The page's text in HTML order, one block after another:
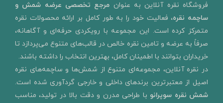
​فروشگاه نقره آنلاین به‌ عنوان مرجع تخصصی عرضه شمش و
ساچمه نقره، فعالیت خود را به‌ طور کامل بر ارائه محصولات نقره
متمرکز کرده است. این مجموعه با رویکردی حرفه‌ای و آگاهانه،
صرفاً به عرضه و تامین نقره خالص در قالب‌های متنوع می‌پردازد تا
خریداران بتوانند با اطمینان کامل، بهترین انتخاب را داشته باشند.
در نقره آنلاین، مجموعه‌ای متنوع از شمش‌ها و ساچمه‌های نقره
اصیل از معتبرترین برندهای داخلی و خارجی گردآوری شده است.
شمش نقره سوپرانو با طراحی مدرن و دقت بالا در تولید، مناسب